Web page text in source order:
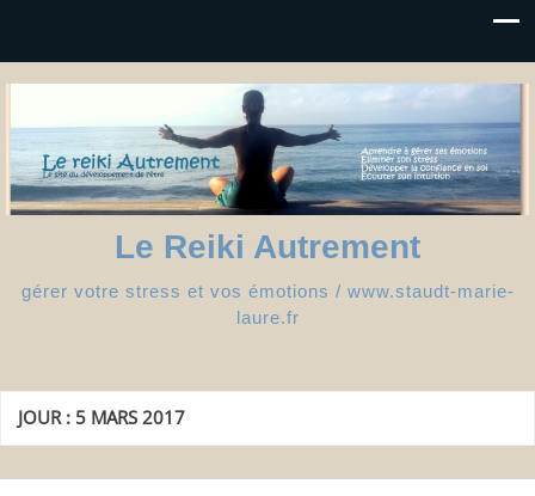
Le Reiki Autrement
gérer votre stress et vos émotions / www.staudt-marie-
laure.fr
JOUR : 5 MARS 2017